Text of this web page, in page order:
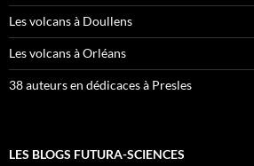
Les volcans à Doullens
Les volcans à Orléans
38 auteurs en dédicaces à Presles
LES BLOGS FUTURA-SCIENCES